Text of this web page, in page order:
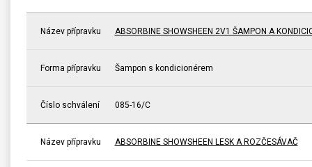
Název přípravku ABSORBINE SHOWSHEEN 2V1 ŠAMPON A
Forma přípravku Šampon s kondicionérem
Číslo schválení 085-16/C
Název přípravku ABSORBINE SHOWSHEEN LESK A ROZČESÁVAČ